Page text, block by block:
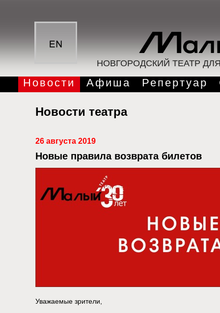
НОВГОРОДСКИЙ ТЕАТР
Новости Афиша Репертуар
Новости театра
26 августа 2019
Новые правила возврата билетов
Уважаемые зрители,